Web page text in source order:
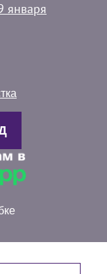
января